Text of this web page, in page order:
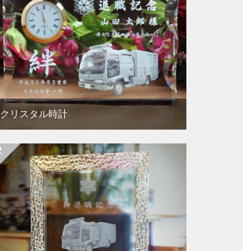
クリスタル時計